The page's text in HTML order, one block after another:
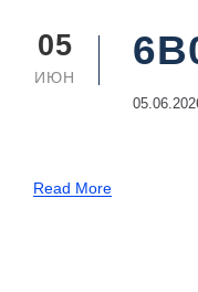
05
ИЮН
Read More